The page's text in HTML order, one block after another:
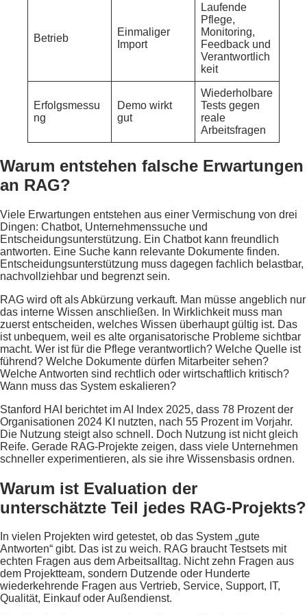
Betrieb
Einmaliger
Import
Laufende
Pflege,
Monitoring,
Feedback und
Verantwortlich
keit
Erfolgsmessu
ng
Demo wirkt
gut
Wiederholbare
Tests gegen
reale
Arbeitsfragen
Warum entstehen falsche Erwartungen
an RAG?
Viele Erwartungen entstehen aus einer Vermischung von drei
Dingen: Chatbot, Unternehmenssuche und
Entscheidungsunterstützung. Ein Chatbot kann freundlich
antworten. Eine Suche kann relevante Dokumente finden.
Entscheidungsunterstützung muss dagegen fachlich belastbar,
nachvollziehbar und begrenzt sein.
RAG wird oft als Abkürzung verkauft. Man müsse angeblich nur
das interne Wissen anschließen. In Wirklichkeit muss man
zuerst entscheiden, welches Wissen überhaupt gültig ist. Das
ist unbequem, weil es alte organisatorische Probleme sichtbar
macht. Wer ist für die Pflege verantwortlich? Welche Quelle ist
führend? Welche Dokumente dürfen Mitarbeiter sehen?
Welche Antworten sind rechtlich oder wirtschaftlich kritisch?
Wann muss das System eskalieren?
Stanford HAI berichtet im AI Index 2025, dass 78 Prozent der
Organisationen 2024 KI nutzten, nach 55 Prozent im Vorjahr.
Die Nutzung steigt also schnell. Doch Nutzung ist nicht gleich
Reife. Gerade RAG-Projekte zeigen, dass viele Unternehmen
schneller experimentieren, als sie ihre Wissensbasis ordnen.
Warum ist Evaluation der
unterschätzte Teil jedes RAG-Projekts?
In vielen Projekten wird getestet, ob das System „gute
Antworten“ gibt. Das ist zu weich. RAG braucht Testsets mit
echten Fragen aus dem Arbeitsalltag. Nicht zehn Fragen aus
dem Projektteam, sondern Dutzende oder Hunderte
wiederkehrende Fragen aus Vertrieb, Service, Support, IT,
Qualität, Einkauf oder Außendienst.